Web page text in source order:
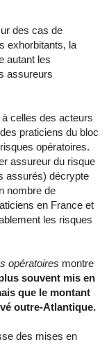
des cas de
exhorbitants, la
autant les
assureurs
celles des acteurs
praticiens du bloc
opératoires.
assureur du risque
assurés) décrypte
nombre de
en France et
les risques
opératoires montre
souvent mis en
que le montant
outre-Atlantique.
des mises en